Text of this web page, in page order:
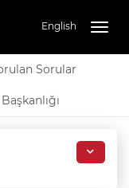
English
Sorular